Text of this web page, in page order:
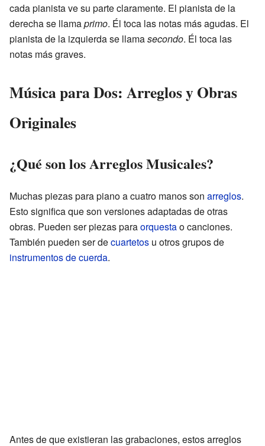
cada pianista ve su parte claramente. El pianista de la
derecha se llamaprimo. Él toca las notas más agudas. El
pianista de la izquierda se llamasecondo. Él toca las
notas más graves.
Música para Dos: Arreglos y Obras
Originales
¿Qué son los Arreglos Musicales?
Muchas piezas para piano a cuatro manos son arreglos.
Esto significa que son versiones adaptadas de otras
obras. Pueden ser piezas paraorquestao canciones.
También pueden ser decuartetos u otros grupos de
instrumentos de cuerda.
Antes de que existieran las grabaciones, estos arreglos